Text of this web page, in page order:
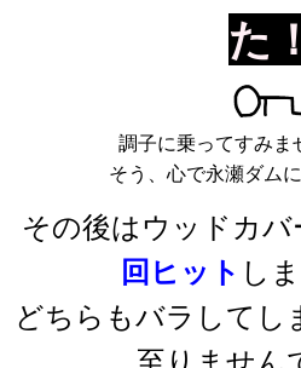
た！
調子に乗ってすみ
そう、心で永瀬ダム
その後はウッドカ
回ヒット し
どちらもバラしてし